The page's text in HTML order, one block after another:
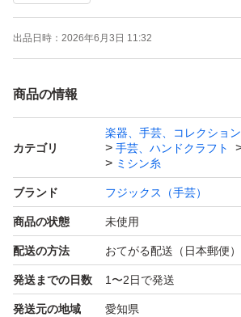
出品日時： 2026年6月3日 11:32
商品の情報
カテゴリ
楽器、手芸、コレクション
手芸、ハンドクラフト
ミシン糸
ブランド フジックス（手芸）
商品の状態 未使用
配送の方法 おてがる配送（日本郵便）
発送までの日数 1〜2日で発送
発送元の地域 愛知県